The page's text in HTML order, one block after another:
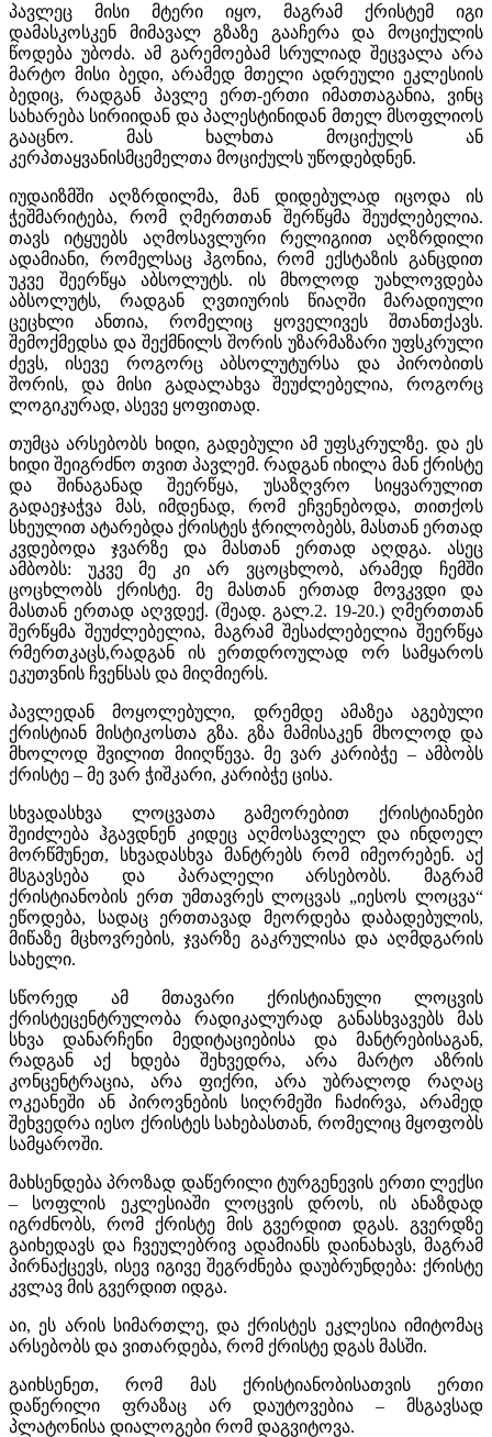
პავლეც მისი მტერი იყო, მაგრამ ქრისტემ იგი
დამასკოსკენ მიმავალ გზაზე გააჩერა და მოციქულის
წოდება უბოძა. ამ გარემოებამ სრულიად შეცვალა არა
მარტო მისი ბედი, არამედ მთელი ადრეული ეკლესიის
ბედიც, რადგან პავლე ერთ-ერთი იმათთაგანია, ვინც
სახარება სირიიდან და პალესტინიდან მთელ მსოფლიოს
გააცნო. მას ხალხთა მოციქულს ან
კერპთაყვანისმცემელთა მოციქულს უწოდებდნენ.
იუდაიზმში აღზრდილმა, მან დიდებულად იცოდა ის
ჭეშმარიტება, რომ ღმერთთან შერწყმა შეუძლებელია.
თავს იტყუებს აღმოსავლური რელიგიით აღზრდილი
ადამიანი, რომელსაც ჰგონია, რომ ექსტაზის განცდით
უკვე შეერწყა აბსოლუტს. ის მხოლოდ უახლოვდება
აბსოლუტს, რადგან ღვთიურის წიაღში მარადიული
ცეცხლი ანთია, რომელიც ყოველივეს შთანთქავს.
შემოქმედსა და შექმნილს შორის უზარმაზარი უფსკრული
ძევს, ისევე როგორც აბსოლუტურსა და პირობითს
შორის, და მისი გადალახვა შეუძლებელია, როგორც
ლოგიკურად, ასევე ყოფითად.
თუმცა არსებობს ხიდი, გადებული ამ უფსკრულზე. და ეს
ხიდი შეიგრძნო თვით პავლემ. რადგან იხილა მან ქრისტე
და შინაგანად შეერწყა, უსაზღვრო სიყვარულით
გადაეჯაჭვა მას, იმდენად, რომ ეჩვენებოდა, თითქოს
სხეულით ატარებდა ქრისტეს ჭრილობებს, მასთან ერთად
კვდებოდა ჯვარზე და მასთან ერთად აღდგა. ასეც
ამბობს: უკვე მე კი არ ვცოცხლობ, არამედ ჩემში
ცოცხლობს ქრისტე. მე მასთან ერთად მოვკვდი და
მასთან ერთად აღვდექ. (შეად. გალ.2. 19-20.) ღმერთთან
შერწყმა შეუძლებელია, მაგრამ შესაძლებელია შეერწყა
რმერთკაცს,რადგან ის ერთდროულად ორ სამყაროს
ეკუთვნის ჩვენსას და მიღმიერს.
პავლედან მოყოლებული, დრემდე ამაზეა აგებული
ქრისტიან მისტიკოსთა გზა. გზა მამისაკენ მხოლოდ და
მხოლოდ შვილით მიიღწევა. მე ვარ კარიბჭე – ამბობს
ქრისტე – მე ვარ ჭიშკარი, კარიბჭე ცისა.
სხვადასხვა ლოცვათა გამეორებით ქრისტიანები
შეიძლება ჰგავდნენ კიდეც აღმოსავლელ და ინდოელ
მორწმუნეთ, სხვადასხვა მანტრებს რომ იმეორებენ. აქ
მსგავსება და პარალელი არსებობს. მაგრამ
ქრისტიანობის ერთ უმთავრეს ლოცვას „იესოს ლოცვა“
ეწოდება, სადაც ერთთავად მეორდება დაბადებულის,
მიწაზე მცხოვრების, ჯვარზე გაკრულისა და აღმდგარის
სახელი.
სწორედ ამ მთავარი ქრისტიანული ლოცვის
ქრისტეცენტრულობა რადიკალურად განასხვავებს მას
სხვა დანარჩენი მედიტაციებისა და მანტრებისაგან,
რადგან აქ ხდება შეხვედრა, არა მარტო აზრის
კონცენტრაცია, არა ფიქრი, არა უბრალოდ რაღაც
ოკეანეში ან პიროვნების სიღრმეში ჩაძირვა, არამედ
შეხვედრა იესო ქრისტეს სახებასთან, რომელიც მყოფობს
სამყაროში.
მახსენდება პროზად დაწერილი ტურგენევის ერთი ლექსი
– სოფლის ეკლესიაში ლოცვის დროს, ის ანაზდად
იგრძნობს, რომ ქრისტე მის გვერდით დგას. გვერდზე
გაიხედავს და ჩვეულებრივ ადამიანს დაინახავს, მაგრამ
პირნაქცევს, ისევ იგივე შეგრძნება დაუბრუნდება: ქრისტე
კვლავ მის გვერდით იდგა.
აი, ეს არის სიმართლე, და ქრისტეს ეკლესია იმიტომაც
არსებობს და ვითარდება, რომ ქრისტე დგას მასში.
გაიხსენეთ, რომ მას ქრისტიანობისათვის ერთი
დაწერილი ფრაზაც არ დაუტოვებია – მსგავსად
პლატონისა დიალოგები რომ დაგვიტოვა.